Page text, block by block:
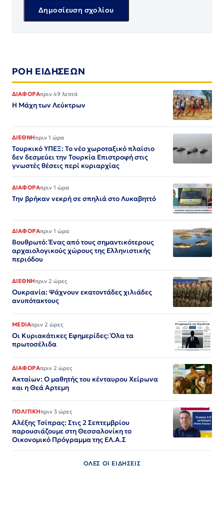
ΡΟΗ ΕΙΔΗΣΕΩΝ
ΔΙΑΦΟΡΑπριν 49 λεπτά
Η Μάχη των Λεύκτρων
ΔΙΕΘΝΗπριν 1 ώρα
Τουρκικό ΥΠΕΞ: Το νέο χωροταξικό πλαίσιο
δεν δεσμεύει την Τουρκία Επιστροφή στις
γνωστές θέσεις περί κυριαρχίας
ΔΙΑΦΟΡΑπριν 1 ώρα
Την βρήκαν νεκρή σε σπηλιά στο Λυκαβηττό
ΔΙΑΦΟΡΑπριν 1 ώρα
Βουθρωτό: Ένας από τους σημαντικότερους
αρχαιολογικούς χώρους της Ελληνιστικής
περιόδου
ΔΙΕΘΝΗπριν 2 ώρες
Ουκρανία: Ψάχνουν εκατοντάδες χιλιάδες
ανυπότακτους
MEDIAπριν 2 ώρες
Οι Κυριακάτικες Εφημερίδες: Όλα τα
πρωτοσέλιδα
ΔΙΑΦΟΡΑπριν 2 ώρες
Ακταίων: Ο μαθητής του κένταυρου Χείρωνα
και η Θεά Αρτεμη
ΠΟΛΙΤΙΚΗπριν 3 ώρες
Αλέξης Τσίπρας: Στις 2 Σεπτεμβρίου
παρουσιάζουμε στη Θεσσαλονίκη το
Οικονομικό Πρόγραμμα της ΕΛ.Α.Σ
ΟΛΕΣ ΟΙ ΕΙΔΗΣΕΙΣ